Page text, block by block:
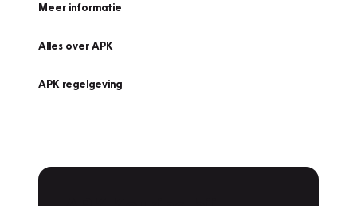
Meer informatie
Alles over APK
APK regelgeving